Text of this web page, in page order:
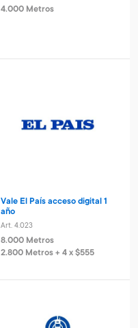
4.000 Metros
Vale El País acceso digital 1
año
Art. 4.023
8.000 Metros
2.800 Metros + 4 x $555